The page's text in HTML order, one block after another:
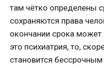
там чётко определены
сохраняются права
окончании срока может
это психиатрия, то,
становится